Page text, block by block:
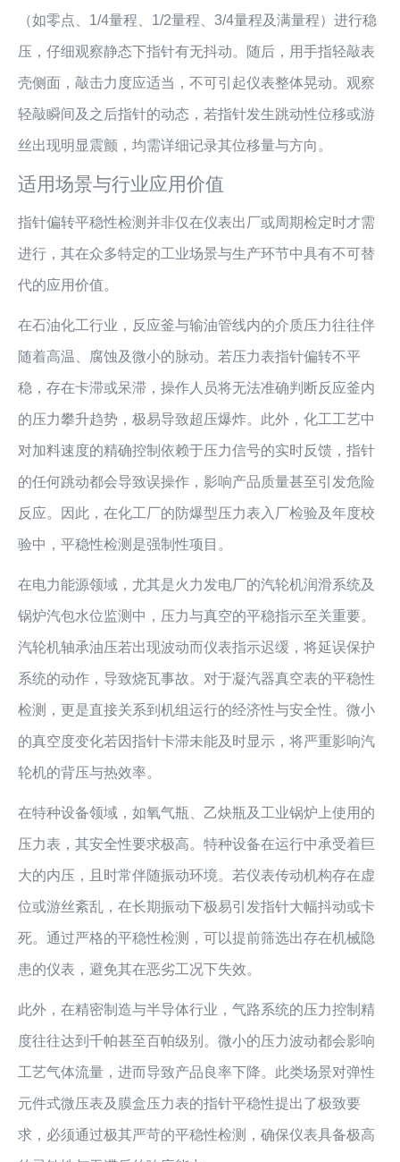
（如零点、1/4量程、1/2量程、3/4量程及满量程）进行稳
压，仔细观察静态下指针有无抖动。随后，用手指轻敲表
壳侧面，敲击力度应适当，不可引起仪表整体晃动。观察
轻敲瞬间及之后指针的动态，若指针发生跳动性位移或游
丝出现明显震颤，均需详细记录其位移量与方向。
适用场景与行业应用价值
指针偏转平稳性检测并非仅在仪表出厂或周期检定时才需
进行，其在众多特定的工业场景与生产环节中具有不可替
代的应用价值。
在石油化工行业，反应釜与输油管线内的介质压力往往伴
随着高温、腐蚀及微小的脉动。若压力表指针偏转不平
稳，存在卡滞或呆滞，操作人员将无法准确判断反应釜内
的压力攀升趋势，极易导致超压爆炸。此外，化工工艺中
对加料速度的精确控制依赖于压力信号的实时反馈，指针
的任何跳动都会导致误操作，影响产品质量甚至引发危险
反应。因此，在化工厂的防爆型压力表入厂检验及年度校
验中，平稳性检测是强制性项目。
在电力能源领域，尤其是火力发电厂的汽轮机润滑系统及
锅炉汽包水位监测中，压力与真空的平稳指示至关重要。
汽轮机轴承油压若出现波动而仪表指示迟缓，将延误保护
系统的动作，导致烧瓦事故。对于凝汽器真空表的平稳性
检测，更是直接关系到机组运行的经济性与安全性。微小
的真空度变化若因指针卡滞未能及时显示，将严重影响汽
轮机的背压与热效率。
在特种设备领域，如氧气瓶、乙炔瓶及工业锅炉上使用的
压力表，其安全性要求极高。特种设备在运行中承受着巨
大的内压，且时常伴随振动环境。若仪表传动机构存在虚
位或游丝紊乱，在长期振动下极易引发指针大幅抖动或卡
死。通过严格的平稳性检测，可以提前筛选出存在机械隐
患的仪表，避免其在恶劣工况下失效。
此外，在精密制造与半导体行业，气路系统的压力控制精
度往往达到千帕甚至百帕级别。微小的压力波动都会影响
工艺气体流量，进而导致产品良率下降。此类场景对弹性
元件式微压表及膜盒压力表的指针平稳性提出了极致要
求，必须通过极其严苛的平稳性检测，确保仪表具备极高